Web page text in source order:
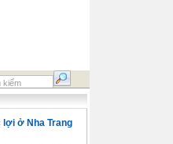
lợi ở Nha Trang